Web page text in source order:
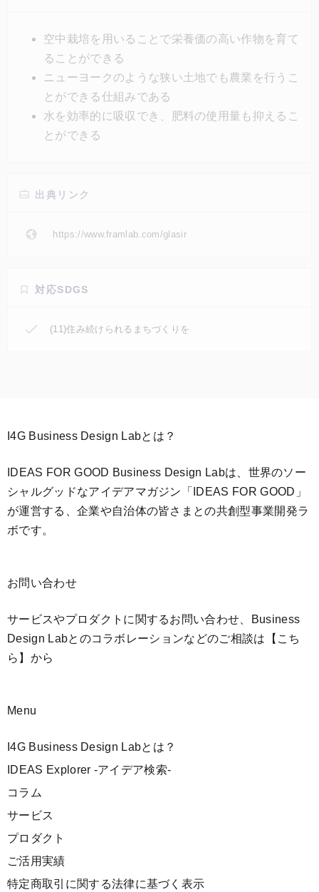
培は、従来の農業で使う土地のわずか10%で同程度の
収穫量を実現できるため、広い土地を確保できない都
市に向いた農法だ。
空中栽培を用いることで栄養価の高い作物を育て
ることができる
ニューヨークのような狭い土地でも農業を行うこ
とができる仕組みである
水を効率的に吸収でき、肥料の使用量も抑えるこ
とができる
出典リンク
https://www.framlab.com/glasir
対応SDGS
(11)住み続けられるまちづくりを
I4G Business Design Labとは？
IDEAS FOR GOOD Business Design Labは、世界のソー
シャルグッドなアイデアマガジン「IDEAS FOR GOOD」
が運営する、企業や自治体の皆さまとの共創型事業開発ラ
ボです。
お問い合わせ
サービスやプロダクトに関するお問い合わせ、Business
Design Labとのコラボレーションなどのご相談は 【こち
ら】 から
Menu
I4G Business Design Labとは？
IDEAS Explorer -アイデア検索-
コラム
サービス
プロダクト
ご活用実績
特定商取引に関する法律に基づく表示